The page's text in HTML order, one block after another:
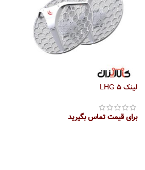
لینک LHG 5
برای قیمت تماس بگیرید